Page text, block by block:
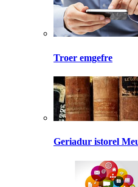
Troer emgefre
Geriadur istorel